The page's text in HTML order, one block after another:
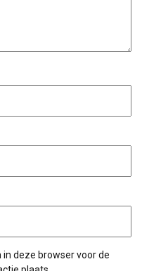
in deze browser voor de